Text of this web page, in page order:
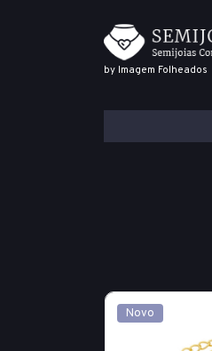
by Imagem Folheados
Novo